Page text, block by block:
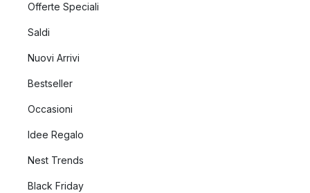
Offerte Speciali
Saldi
Nuovi Arrivi
Bestseller
Occasioni
Idee Regalo
Nest Trends
Black Friday